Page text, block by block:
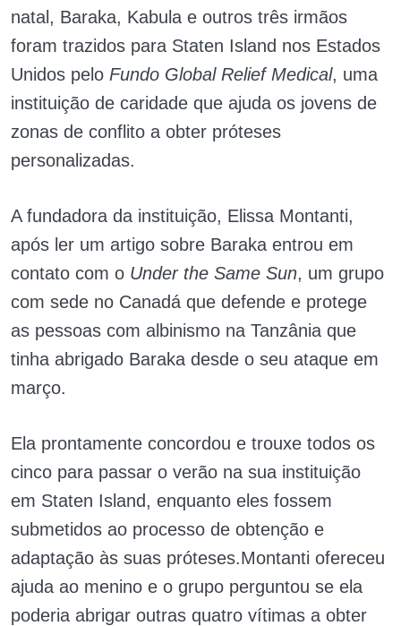
natal, Baraka, Kabula e outros três irmãos
foram trazidos para Staten Island nos Estados
Unidos pelo Fundo Global Relief Medical, uma
instituição de caridade que ajuda os jovens de
zonas de conflito a obter próteses
personalizadas.
A fundadora da instituição, Elissa Montanti,
após ler um artigo sobre Baraka entrou em
contato com o Under the Same Sun, um grupo
com sede no Canadá que defende e protege
as pessoas com albinismo na Tanzânia que
tinha abrigado Baraka desde o seu ataque em
março.
Ela prontamente concordou e trouxe todos os
cinco para passar o verão na sua instituição
em Staten Island, enquanto eles fossem
submetidos ao processo de obtenção e
adaptação às suas próteses.Montanti ofereceu
ajuda ao menino e o grupo perguntou se ela
poderia abrigar outras quatro vítimas a obter